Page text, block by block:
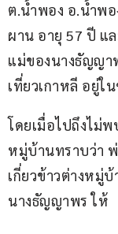
ต.น้ำพอง อ.น้ำพ
ผาน อายุ 57 ปี แ
แม่ของนางธัญญา
เที่ยวเกาหลี อยู่ใ
โดยเมื่อไปถึงไม่
หมู่บ้านทราบว่า
เกี่ยวข้าวต่างหมู่
นางธัญญาพร ให้